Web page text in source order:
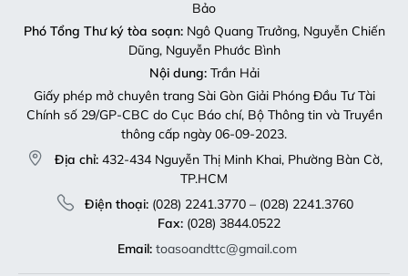
Bảo
Phó Tổng Thư ký tòa soạn:Ngô Quang Trưởng, Nguyễn Chiến
Dũng, Nguyễn Phước Bình
Nội dung:Trần Hải
Giấy phép mở chuyên trang Sài Gòn Giải Phóng Đầu Tư Tài
Chính số 29/GP-CBC do Cục Báo chí, Bộ Thông tin và Truyền
thông cấp ngày 06-09-2023.
Địa chỉ: 432-434 Nguyễn Thị Minh Khai, Phường Bàn Cờ,
TP.HCM
Điện thoại:(028) 2241.3770 – (028) 2241.3760
Fax:(028) 3844.0522
Email: toasoandttc@gmail.com